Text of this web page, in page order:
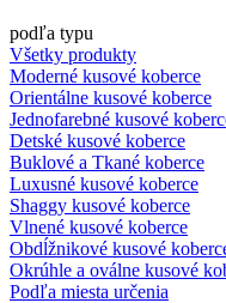
podľa typu
Všetky produkty
Moderné kusové koberce
Orientálne kusové koberce
Jednofarebné kusové
Detské kusové koberce
Buklové a Tkané koberce
Luxusné kusové koberce
Shaggy kusové koberce
Vlnené kusové koberce
Obdĺžnikové kusové
Okrúhle a oválne kusové
Podľa miesta určenia